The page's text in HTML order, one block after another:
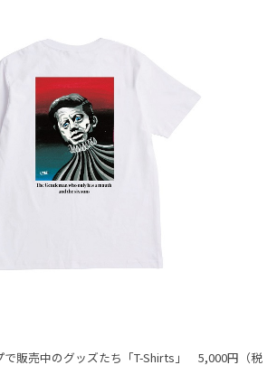
で販売中のグッズたち「T-Shirts」 5,000円（税